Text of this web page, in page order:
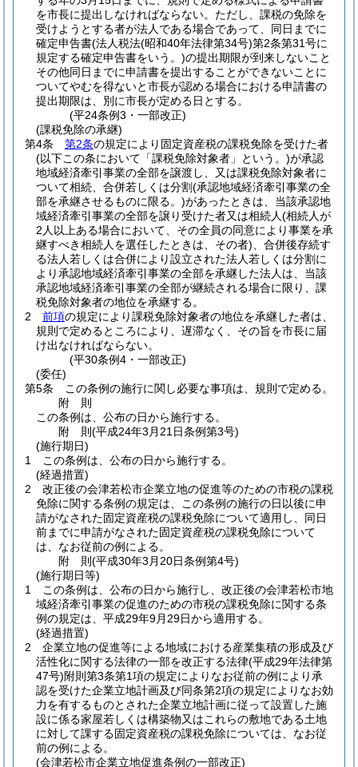
を市長に提出しなければならない。 ただし、課税の免除を
受けようとする者が法人である場合であって、同日までに
確定申告書(法人税法(昭和40年法律第34号)第2条第31号に
規定する確定申告書をいう。)の提出期限が到来しないこと
その他同日までに申請書を提出することができないことに
ついてやむを得ないと市長が認める場合における申請書の
提出期限は、別に市長が定める日とする。
(平24条例3・一部改正)
(課税免除の承継)
第4条
第2条の規定により固定資産税の課税免除を受けた者
(以下この条において「課税免除対象者」という。)が承認
地域経済牽引事業の全部を譲渡し、又は課税免除対象者に
ついて相続、合併若しくは分割(承認地域経済牽引事業の全
部を承継させるものに限る。)があったときは、当該承認地
域経済牽引事業の全部を譲り受けた者又は相続人(相続人が
2人以上ある場合において、その全員の同意により事業を承
継すべき相続人を選任したときは、その者) 、合併後存続す
る法人若しくは合併により設立された法人若しくは分割に
より承認地域経済牽引事業の全部を承継した法人は、当該
承認地域経済牽引事業の全部が継続される場合に限り、課
税免除対象者の地位を承継する。
2
前項の規定により課税免除対象者の地位を承継した者は、
規則で定めるところにより、遅滞なく、その旨を市長に届
け出なければならない。
(平30条例4・一部改正)
(委任)
第5条
この条例の施行に関し必要な事項は、規則で定める。
附 則
この条例は、公布の日から施行する。
附 則(平成24年3月21日条例第3号)
(施行期日)
1
この条例は、公布の日から施行する。
(経過措置)
2
改正後の会津若松市企業立地の促進等のための市税の課税
免除に関する条例の規定は、この条例の施行の日以後に申
請がなされた固定資産税の課税免除について適用し、同日
前までに申請がなされた固定資産税の課税免除について
は、なお従前の例による。
附 則(平成30年3月20日条例第4号)
(施行期日等)
1
この条例は、公布の日から施行し、改正後の会津若松市地
域経済牽引事業の促進のための市税の課税免除に関する条
例の規定は、平成29年9月29日から適用する。
(経過措置)
2
企業立地の促進等による地域における産業集積の形成及び
活性化に関する法律の一部を改正する法律(平成29年法律第
47号)附則第3条第1項の規定によりなお従前の例により承
認を受けた企業立地計画及び同条第2項の規定によりなお効
力を有するものとされた企業立地計画に従って設置した施
設に係る家屋若しくは構築物又はこれらの敷地である土地
に対して課する固定資産税の課税免除については、なお従
前の例による。
(会津若松市企業立地促進条例の一部改正)